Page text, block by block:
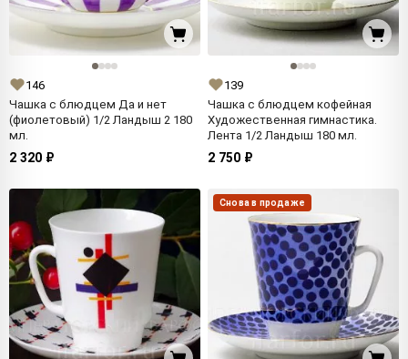
146
Чашка с блюдцем Да и нет
(фиолетовый) 1/2 Ландыш 2 180
мл.
2 320 ₽
139
Чашка с блюдцем кофейная
Художественная гимнастика.
Лента 1/2 Ландыш 180 мл.
2 750 ₽
Снова в продаже